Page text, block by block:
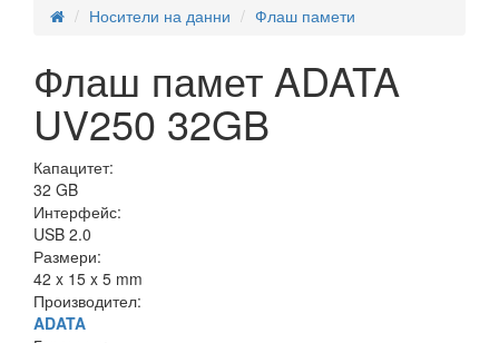
Носители на данни Флаш памети
Флаш памет ADATA
UV250 32GB
Капацитет:
32 GB
Интерфейс:
USB 2.0
Размери:
42 x 15 x 5 mm
Производител:
ADATA